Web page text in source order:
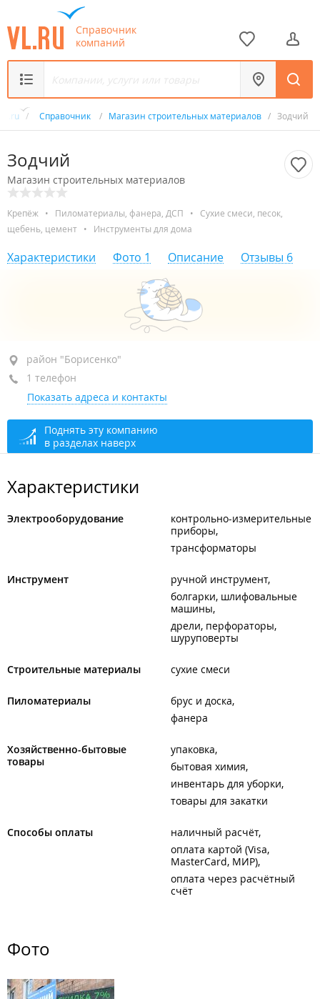
Справочник
компаний
VL.ru / Справочник / Магазин строительных материалов / Зодчий
Зодчий
Магазин строительных материалов
Крепёж • Пиломатериалы, фанера, ДСП •
Сухие смеси, песок,
щебень, цемент
• Инструменты для дома
Характеристики Фото 1 Описание Отзывы 6
район "Борисенко", ул. Борисенко, 62
цокольный этаж
+7 (423) 269-44-03
сегодня закрыто
район "Борисенко"
1 телефон
Показать адреса и контакты
Поднять эту компанию
в разделах наверх
Характеристики
Электрооборудование
контрольно-измерительные
приборы
трансформаторы
Инструмент
ручной инструмент
болгарки, шлифовальные
машины
дрели, перфораторы,
шуруповерты
Строительные материалы сухие смеси
Пиломатериалы
брус и доска
фанера
Хозяйственно-бытовые
товары
упаковка
бытовая химия
инвентарь для уборки
товары для закатки
Способы оплаты
наличный расчёт
оплата картой (Visa,
MasterCard, МИР)
оплата через расчётный
счёт
Фото